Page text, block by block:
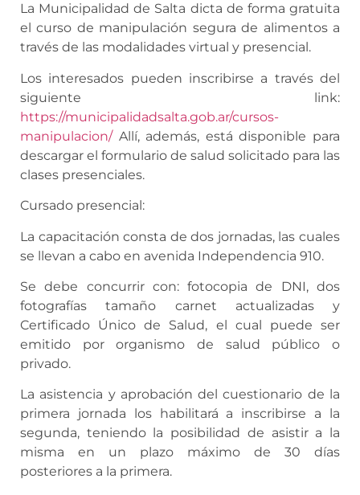
La Municipalidad de Salta dicta de forma gratuita
el curso de manipulación segura de alimentos a
través de las modalidades virtual y presencial.
Los interesados pueden inscribirse a través del
siguiente link:
https://municipalidadsalta.gob.ar/cursos-
manipulacion/Allí, además, está disponible para
descargar el formulario de salud solicitado para las
clases presenciales.
Cursado presencial:
La capacitación consta de dos jornadas, las cuales
se llevan a cabo en avenida Independencia 910.
Se debe concurrir con: fotocopia de DNI, dos
fotografías tamaño carnet actualizadas y
Certificado Único de Salud, el cual puede ser
emitido por organismo de salud público o
privado.
La asistencia y aprobación del cuestionario de la
primera jornada los habilitará a inscribirse a la
segunda, teniendo la posibilidad de asistir a la
misma en un plazo máximo de 30 días
posteriores a la primera.